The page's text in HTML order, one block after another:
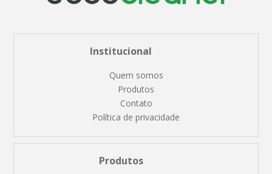
Institucional
Quem somos
Produtos
Contato
Política de privacidade
Produtos